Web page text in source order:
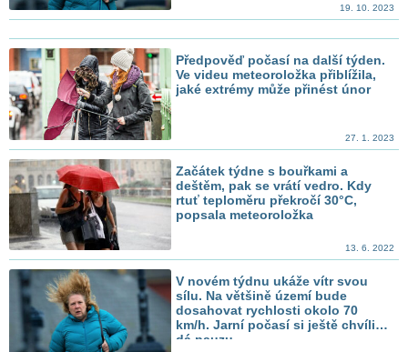
19. 10. 2023
Předpověď počasí na další týden.
Ve videu meteoroložka přiblížila,
jaké extrémy může přinést únor
27. 1. 2023
Začátek týdne s bouřkami a
deštěm, pak se vrátí vedro. Kdy
rtuť teploměru překročí 30°C,
popsala meteoroložka
13. 6. 2022
V novém týdnu ukáže vítr svou
sílu. Na většině území bude
dosahovat rychlosti okolo 70
km/h. Jarní počasí si ještě chvíli
dá pauzu